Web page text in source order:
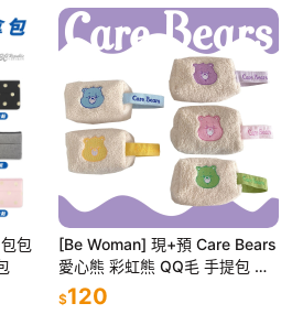
包
[Be Woman] 現+預 Care Bears
愛心熊 彩虹熊 QQ毛 手提包 化
妝包 鉛筆盒
$120